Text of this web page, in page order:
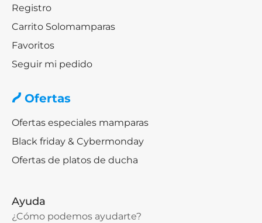
Registro
Carrito Solomamparas
Favoritos
Seguir mi pedido
Ofertas
Ofertas especiales mamparas
Black friday & Cybermonday
Ofertas de platos de ducha
Ayuda
¿Cómo podemos ayudarte?